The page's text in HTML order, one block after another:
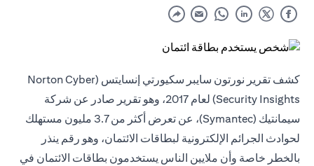
كشف تقرير نورتون سايبر سكيورتي إنسايتس (Norton Cyber
Security Insights) لعام 2017، وهو تقرير صادر عن شركة
سيمانتيك (Symantec)، عن تعرض أكثر من 3.7 مليون مستهلك
لحوادث الجرائم الإلكترونية لبطاقات الائتمان، وهو رقم ينذر
بالخطر خاصة وأن ملايين الناس يستخدمون بطاقات الائتمان في